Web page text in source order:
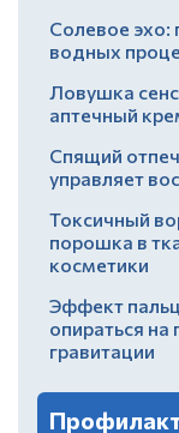
Солевое эхо:
водных
Ловушка
аптечный
Спящий
управляет
Токсичный
порошка в
косметики
Эффект
опираться
гравитации